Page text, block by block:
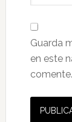
Guarda
en este
comente.